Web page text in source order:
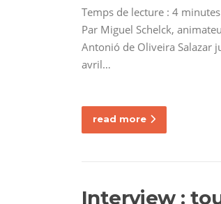
Temps de lecture : 4 minutes
Par Miguel Schelck,
Antonió de Oliveira Salazar
avril…
read more
Interview :